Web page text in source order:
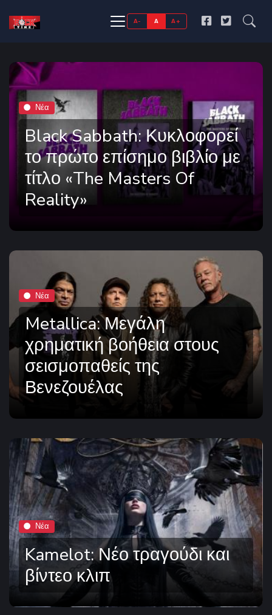
A- A A+
Νέα
Black Sabbath: Κυκλοφορεί
το πρώτο επίσημο βιβλίο με
τίτλο «The Masters Of
Reality»
Νέα
Metallica: Μεγάλη
χρηματική βοήθεια στους
σεισμοπαθείς της
Βενεζουέλας
Νέα
Kamelot: Νέο τραγούδι και
βίντεο κλιπ